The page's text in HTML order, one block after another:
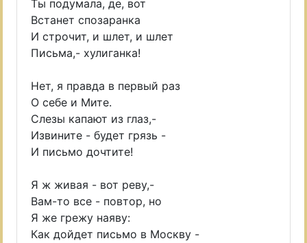
Ты подумала, де, вот
Встанет спозаранка
И строчит, и шлет, и шлет
Письма,- хулиганка!
Нет, я правда в первый раз
О себе и Мите.
Слезы капают из глаз,-
Извините - будет грязь -
И письмо дочтите!
Я ж живая - вот реву,-
Вам-то все - повтор, но
Я же грежу наяву:
Как дойдет письмо в Москву -